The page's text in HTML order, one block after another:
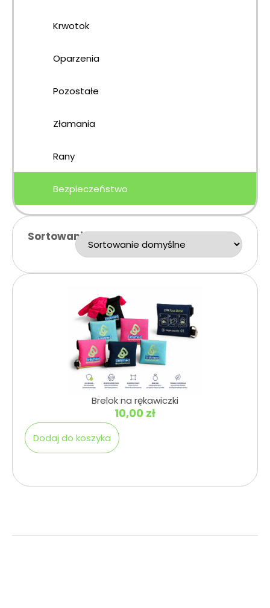
Krwotok
Oparzenia
Pozostałe
Złamania
Rany
Bezpieczeństwo
Sortowanie
Brelok na rękawiczki
10,00 zł
Dodaj do koszyka